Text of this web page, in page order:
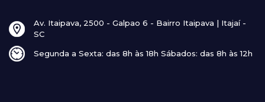
Av. Itaipava, 2500 - Galpao 6 - Bairro Itaipava | Itajaí -
SC
Segunda a Sexta: das 8h às 18h Sábados: das 8h às 12h